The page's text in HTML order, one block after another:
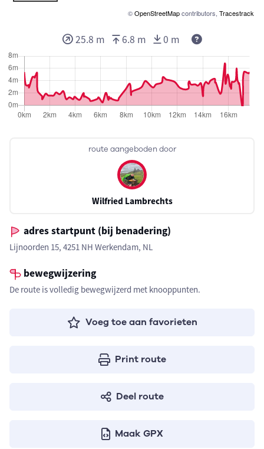
©OpenStreetMapcontributors, Tracestrack
route aangeboden door
Wilfried Lambrechts
adres startpunt (bij benadering)
Lijnoorden 15, 4251 NH Werkendam, NL
bewegwijzering
De route is volledig bewegwijzerd met knooppunten.
Voeg toe aan favorieten
Print route
Deel route
Maak GPX
25.8 m 6.8 m 0 m